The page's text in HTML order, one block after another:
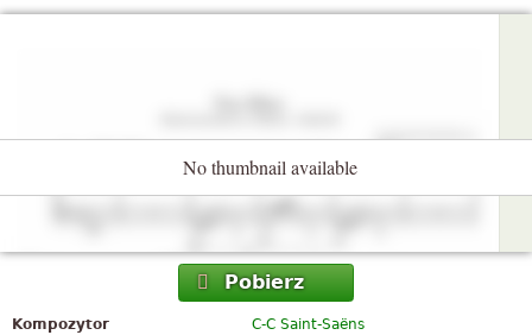
No thumbnail available
Pobierz
Kompozytor
C-C Saint-Saëns